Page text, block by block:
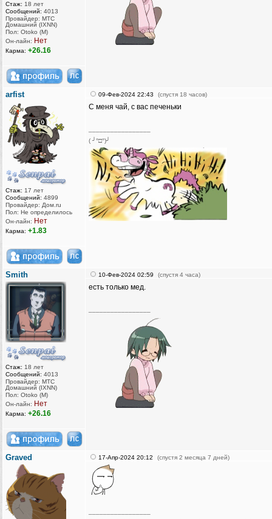
Стаж: 18 лет
Сообщений: 4013
Провайдер: МТС
Домашний (IXNN)
Пол: Otoko (M)
Он-лайн: Нет
Карма: +26.16
arfist
Стаж: 17 лет
Сообщений: 4899
Провайдер: Дом.ru
Пол: Не определилось
Он-лайн: Нет
Карма: +1.83
09-Фев-2024 22:43 (спустя 18 часов)
С меня чай, с вас печеньки
( ╯°□°)╯
Smith
Стаж: 18 лет
Сообщений: 4013
Провайдер: МТС
Домашний (IXNN)
Пол: Otoko (M)
Он-лайн: Нет
Карма: +26.16
10-Фев-2024 02:59 (спустя 4 часа)
есть только мед.
Graved 17-Апр-2024 20:12 (спустя 2 месяца 7 дней)